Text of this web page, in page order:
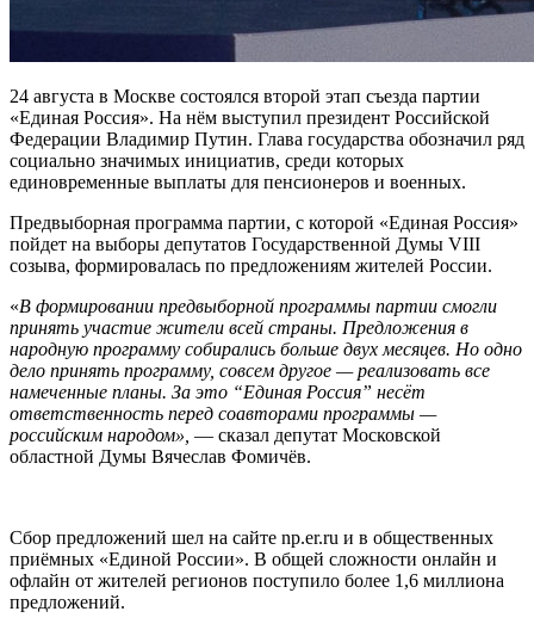
24 августа в Москве состоялся второй этап съезда партии
«Единая Россия». На нём выступил президент Российской
Федерации Владимир Путин. Глава государства обозначил ряд
социально значимых инициатив, среди которых
единовременные выплаты для пенсионеров и военных.
Предвыборная программа партии, с которой «Единая Россия»
пойдет на выборы депутатов Государственной Думы VIII
созыва, формировалась по предложениям жителей России.
«В формировании предвыборной программы партии смогли
принять участие жители всей страны. Предложения в
народную программу собирались больше двух месяцев. Но одно
дело принять программу, совсем другое — реализовать все
намеченные планы. За это “Единая Россия” несёт
ответственность перед соавторами программы —
российским народом», — сказал депутат Московской
областной Думы Вячеслав Фомичёв.
Сбор предложений шел на сайте np.er.ru и в общественных
приёмных «Единой России». В общей сложности онлайн и
офлайн от жителей регионов поступило более 1,6 миллиона
предложений.